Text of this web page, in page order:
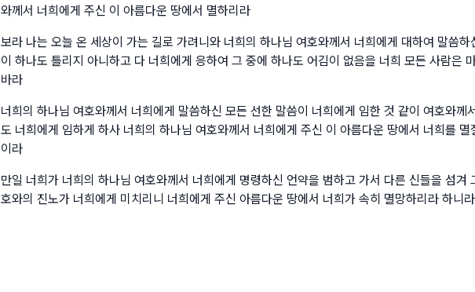
와께서 너희에게 주신 이 아름다운 땅에서 멸하리라
보라 나는 오늘 온 세상이 가는 길로 가려니와 너희의 하나님 여호와께서 너희에게 대하여 말씀하
이 하나도 틀리지 아니하고 다 너희에게 응하여 그 중에 하나도 어김이 없음을 너희 모든 사람은
바라
너희의 하나님 여호와께서 너희에게 말씀하신 모든 선한 말씀이 너희에게 임한 것 같이 여호와께
도 너희에게 임하게 하사 너희의 하나님 여호와께서 너희에게 주신 이 아름다운 땅에서 너희를 멸
이라
만일 너희가 너희의 하나님 여호와께서 너희에게 명령하신 언약을 범하고 가서 다른 신들을 섬겨
호와의 진노가 너희에게 미치리니 너희에게 주신 아름다운 땅에서 너희가 속히 멸망하리라 하니라